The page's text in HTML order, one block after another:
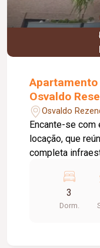
Osvaldo
Osvaldo
Encante-se
locação, que
completa
sendo 01 suíte.
ambientes,
ar-
3
Dorm.